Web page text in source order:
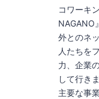
コワーキ
NAGANO
外とのネ
人たちを
力、企業
して行き
主要な事